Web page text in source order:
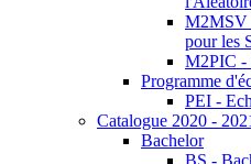
M2MSV
pour les
M2PIC -
Programme
PEI -
Catalogue 2020 -
Bachelor
BS -